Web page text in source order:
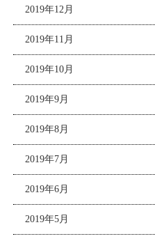
2019年12月
2019年11月
2019年10月
2019年9月
2019年8月
2019年7月
2019年6月
2019年5月